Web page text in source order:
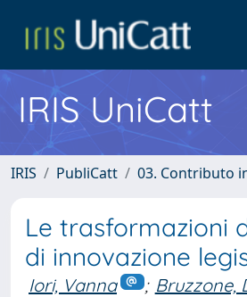
IRIS UniCatt
IRIS PubliCatt 03. Contributo
Le trasformazioni
di innovazione
Iori, Vanna ; Bruzzone,